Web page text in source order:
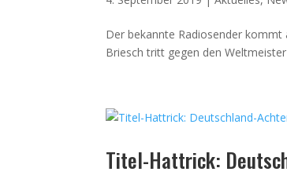
Der bekannte Radiosender
Briesch tritt gegen den
Titel-Hattrick: